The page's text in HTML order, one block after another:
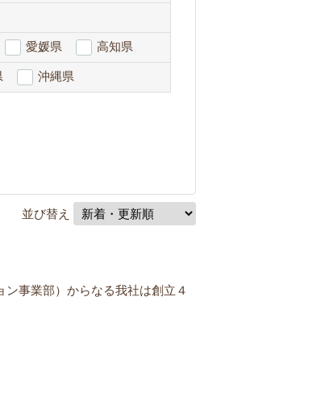
愛媛県 高知県
沖縄県
並び替え
事業部）からなる我社は創立４